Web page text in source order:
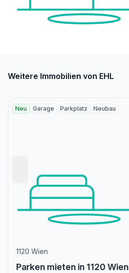
Weitere Immobilien von EHL
Neu Garage Parkplatz Neubau
1120 Wien
Parken mieten in 1120 Wien